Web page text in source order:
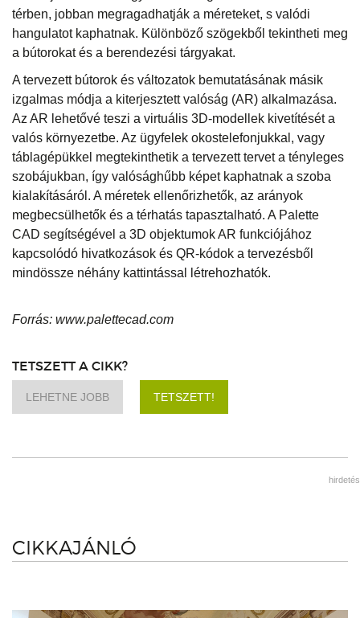
térben, jobban megragadhatják a méreteket, s valódi
hangulatot kaphatnak. Különböző szögekből tekintheti meg
a bútorokat és a berendezési tárgyakat.
A tervezett bútorok és változatok bemutatásának másik
izgalmas módja a kiterjesztett valóság (AR) alkalmazása.
Az AR lehetővé teszi a virtuális 3D-modellek kivetítését a
valós környezetbe. Az ügyfelek okostelefonjukkal, vagy
táblagépükkel megtekinthetik a tervezett tervet a tényleges
szobájukban, így valósághűbb képet kaphatnak a szoba
kialakításáról. A méretek ellenőrizhetők, az arányok
megbecsülhetők és a térhatás tapasztalható. A Palette
CAD segítségével a 3D objektumok AR funkciójához
kapcsolódó hivatkozások és QR-kódok a tervezésből
mindössze néhány kattintással létrehozhatók.
Forrás: www.palettecad.com
TETSZETT A CIKK?
LEHETNE JOBB TETSZETT!
hirdetés
CIKKAJÁNLÓ